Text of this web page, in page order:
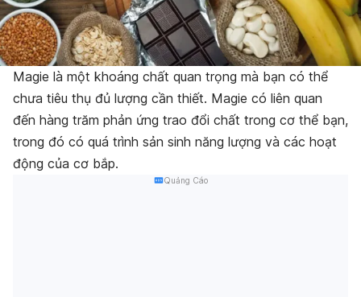
Magie là một khoáng chất quan trọng mà bạn có thể
chưa tiêu thụ đủ lượng cần thiết. Magie có liên quan
đến hàng trăm phản ứng trao đổi chất trong cơ thể bạn,
trong đó có quá trình sản sinh năng lượng và các hoạt
động của cơ bắp.
Quảng Cáo